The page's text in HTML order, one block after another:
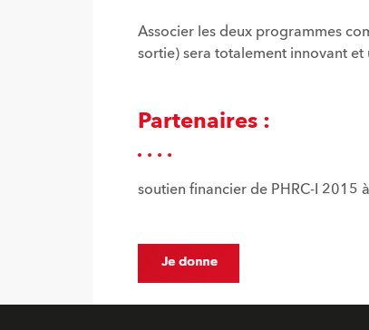
Associer les deux programmes
sortie) sera totalement innovant et
Partenaires :
soutien financier de PHRC-I 2015